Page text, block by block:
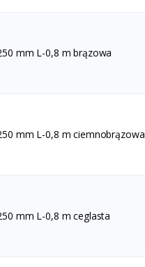
mm L-0,8 m brązowa
mm L-0,8 m ciemnobrązowa
mm L-0,8 m ceglasta